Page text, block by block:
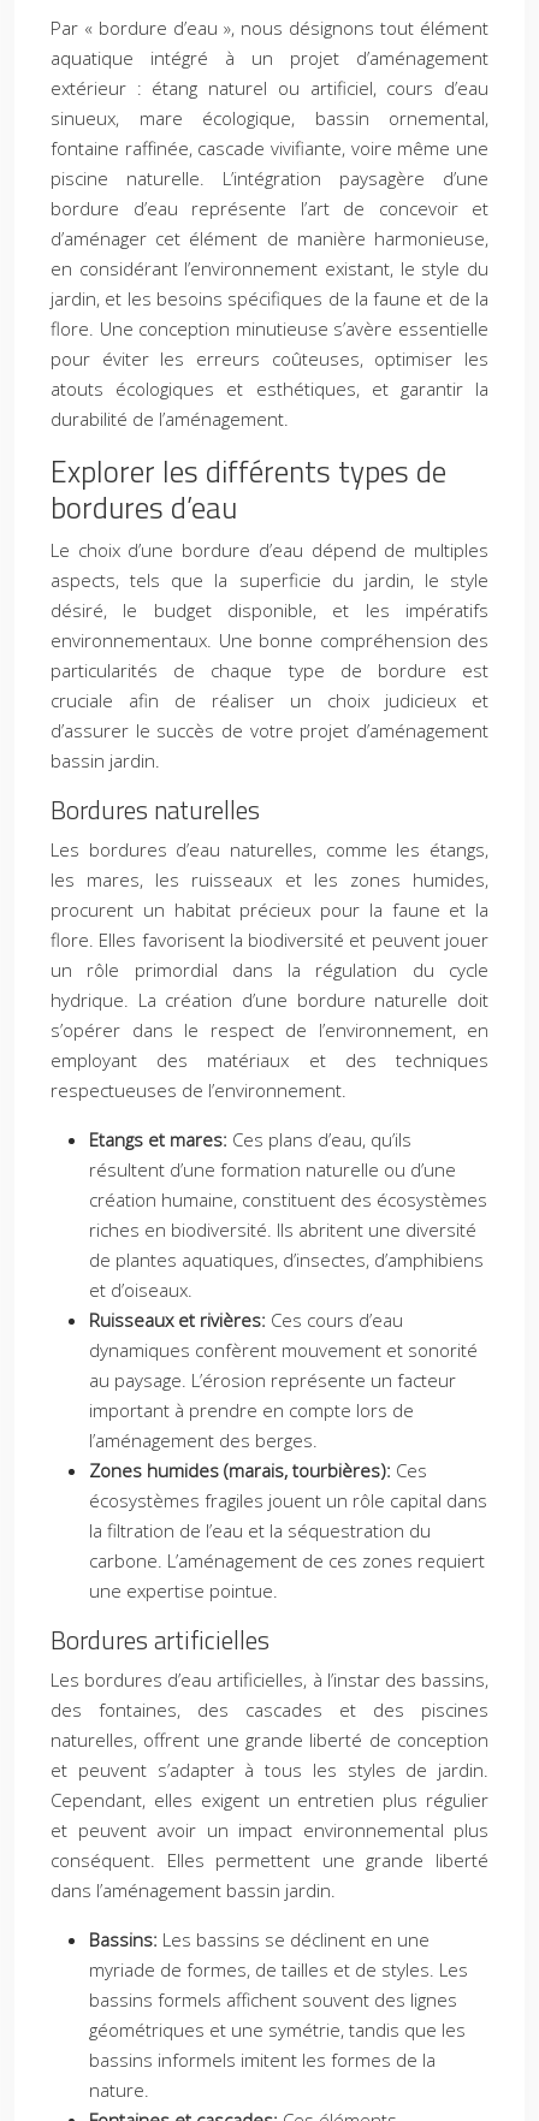
Par « bordure d’eau », nous désignons tout élément
aquatique intégré à un projet d’aménagement
extérieur : étang naturel ou artificiel, cours d’eau
sinueux, mare écologique, bassin ornemental,
fontaine raffinée, cascade vivifiante, voire même une
piscine naturelle. L’intégration paysagère d’une
bordure d’eau représente l’art de concevoir et
d’aménager cet élément de manière harmonieuse,
en considérant l’environnement existant, le style du
jardin, et les besoins spécifiques de la faune et de la
flore. Une conception minutieuse s’avère essentielle
pour éviter les erreurs coûteuses, optimiser les
atouts écologiques et esthétiques, et garantir la
durabilité de l’aménagement.
Explorer les différents types de
bordures d’eau
Le choix d’une bordure d’eau dépend de multiples
aspects, tels que la superficie du jardin, le style
désiré, le budget disponible, et les impératifs
environnementaux. Une bonne compréhension des
particularités de chaque type de bordure est
cruciale afin de réaliser un choix judicieux et
d’assurer le succès de votre projet d’aménagement
bassin jardin.
Bordures naturelles
Les bordures d’eau naturelles, comme les étangs,
les mares, les ruisseaux et les zones humides,
procurent un habitat précieux pour la faune et la
flore. Elles favorisent la biodiversité et peuvent jouer
un rôle primordial dans la régulation du cycle
hydrique. La création d’une bordure naturelle doit
s’opérer dans le respect de l’environnement, en
employant des matériaux et des techniques
respectueuses de l’environnement.
Etangs et mares: Ces plans d’eau, qu’ils
résultent d’une formation naturelle ou d’une
création humaine, constituent des écosystèmes
riches en biodiversité. Ils abritent une diversité
de plantes aquatiques, d’insectes, d’amphibiens
et d’oiseaux.
Ruisseaux et rivières: Ces cours d’eau
dynamiques confèrent mouvement et sonorité
au paysage. L’érosion représente un facteur
important à prendre en compte lors de
l’aménagement des berges.
Zones humides (marais, tourbières): Ces
écosystèmes fragiles jouent un rôle capital dans
la filtration de l’eau et la séquestration du
carbone. L’aménagement de ces zones requiert
une expertise pointue.
Bordures artificielles
Les bordures d’eau artificielles, à l’instar des bassins,
des fontaines, des cascades et des piscines
naturelles, offrent une grande liberté de conception
et peuvent s’adapter à tous les styles de jardin.
Cependant, elles exigent un entretien plus régulier
et peuvent avoir un impact environnemental plus
conséquent. Elles permettent une grande liberté
dans l’aménagement bassin jardin.
Bassins: Les bassins se déclinent en une
myriade de formes, de tailles et de styles. Les
bassins formels affichent souvent des lignes
géométriques et une symétrie, tandis que les
bassins informels imitent les formes de la
nature.